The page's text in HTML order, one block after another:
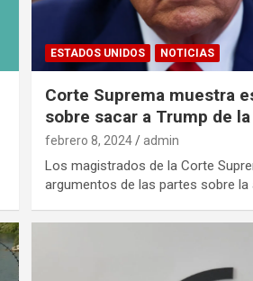
ESTADOS UNIDOS NOTICIAS
Corte Suprema muestra
sobre sacar a Trump de
febrero 8, 2024 admin
Los magistrados de la Corte
argumentos de las partes sobre la